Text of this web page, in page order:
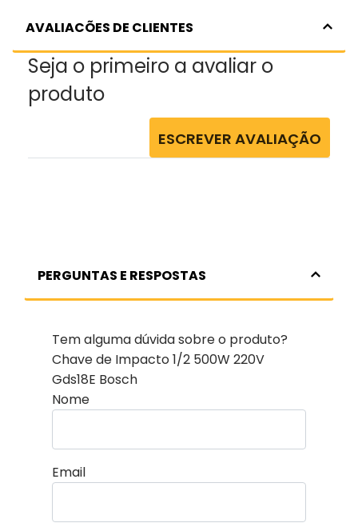
AVALIACÕES DE CLIENTES
Seja o primeiro a avaliar o
produto
ESCREVER AVALIAÇÃO
PERGUNTAS E RESPOSTAS
Tem alguma dúvida sobre o produto?
Chave de Impacto 1/2 500W 220V
Gds18E Bosch
Nome
Email